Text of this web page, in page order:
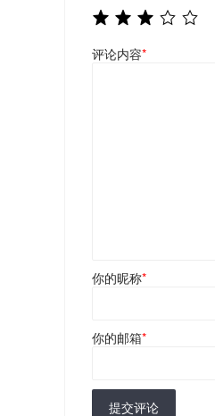
评论内容*
你的昵称*
你的邮箱*
提交评论